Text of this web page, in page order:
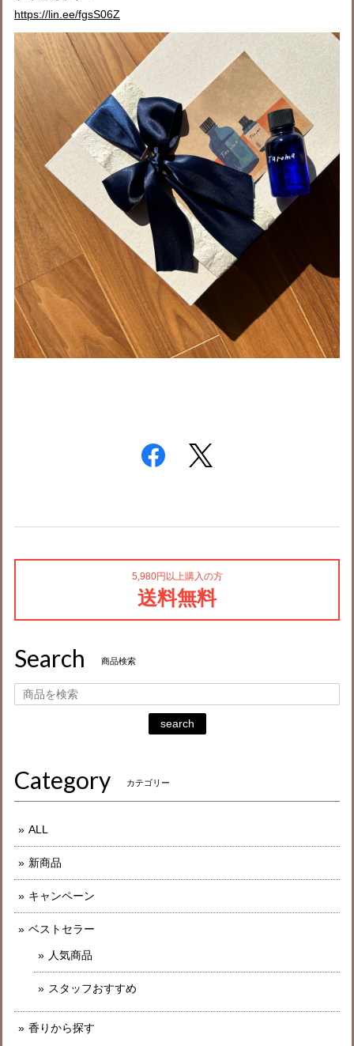
https://lin.ee/fgsS06Z
5,980円以上購入の方
送料無料
Search 商品検索
search
Category カテゴリー
ALL
新商品
キャンペーン
ベストセラー
人気商品
スタッフおすすめ
香りから探す